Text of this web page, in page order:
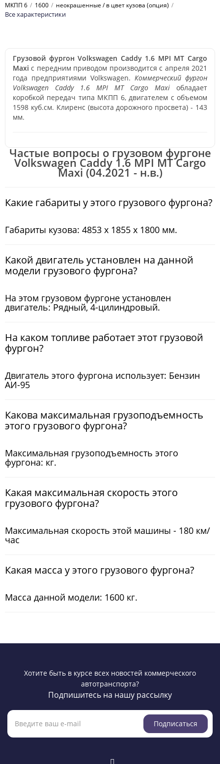
МКПП 6 1600 неокрашенные / в цвет кузова (опция)
Все характеристики
Грузовой фургон Volkswagen Caddy 1.6 MPI MT Cargo
Maxi с передним приводом производится с апреля 2021
года предприятиями Volkswagen. Коммерческий фургон
Volkswagen Caddy 1.6 MPI MT Cargo Maxi обладает
коробкой передач типа МКПП 6, двигателем с объемом
1598 куб.см. Клиренс (высота дорожного просвета) - 143
мм.
Частые вопросы о грузовом фургоне
Volkswagen Caddy 1.6 MPI MT Cargo
Maxi (04.2021 - н.в.)
Какие габариты у этого грузового фургона?
Габариты кузова: 4853 x 1855 x 1800 мм.
Какой двигатель установлен на данной
модели грузового фургона?
На этом грузовом фургоне установлен
двигатель: Рядный, 4-цилиндровый.
На каком топливе работает этот грузовой
фургон?
Двигатель этого фургона использует: Бензин
АИ-95
Какова максимальная грузоподъемность
этого грузового фургона?
Максимальная грузоподъемность этого
фургона: кг.
Какая максимальная скорость этого
грузового фургона?
Максимальная скорость этой машины - 180 км/
час
Какая масса у этого грузового фургона?
Масса данной модели: 1600 кг.
Хотите быть в курсе всех новостей коммерческого
автотранспорта?
Подпишитесь на нашу рассылку
Подписаться